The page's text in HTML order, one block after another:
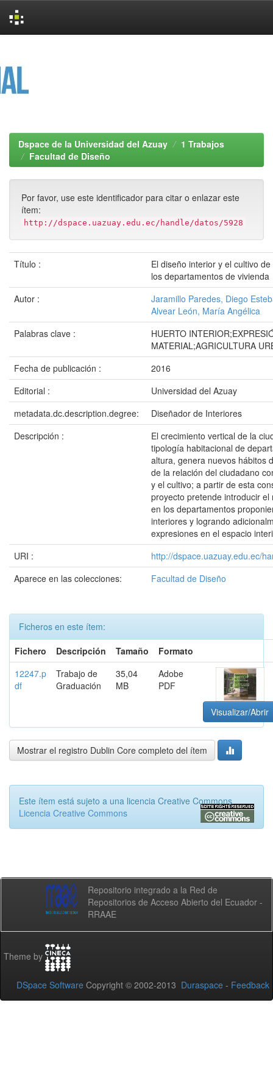
Dspace de la Universidad del Azuay
1 Trabajos
Facultad de Diseño
Por favor, use este identificador para citar o enlazar este
ítem:
http://dspace.uazuay.edu.ec/handle/datos/5928
Título :
El diseño interior y el cultivo
los departamentos de vivienda
Autor :
Jaramillo Paredes, Diego
Alvear León, María Angélica
Palabras clave :
HUERTO
MATERIAL;AGRICULTURA
Fecha de publicación :
2016
Editorial :
Universidad del Azuay
metadata.dc.description.degree:
Diseñador de Interiores
Descripción :
El crecimiento vertical de la
tipología habitacional de
altura, genera nuevos hábitos
de la relación del ciudadano
y el cultivo; a partir de esta
proyecto pretende introducir el
en los departamentos
interiores y logrando
expresiones en el espacio
URI :
http://dspace.uazuay.edu.ec/
Aparece en las colecciones:
Facultad de Diseño
Ficheros en este ítem:
Fichero
Descripción Tamaño
Formato
12247.p
df
Trabajo de
Graduación
35,04
MB
Adobe
PDF
Visualizar/Abrir
Mostrar el registro Dublin Core completo del ítem
Este ítem está sujeto a una licencia Creative Commons
Licencia Creative Commons
Repositorio integrado a la Red de
Repositorios de Acceso Abierto del Ecuador -
RRAAE
Theme by
DSpace Software Copyright © 2002-2013 Duraspace - Feedback